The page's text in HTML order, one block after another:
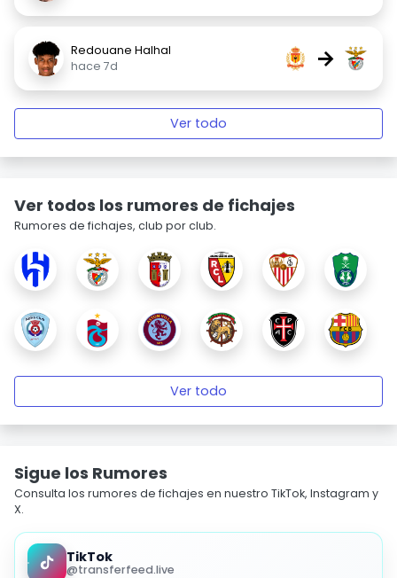
Redouane Halhal
hace 7d
→
Ver todo
Ver todos los rumores de fichajes
Rumores de fichajes, club por club.
Ver todo
Sigue los Rumores
Consulta los rumores de fichajes en nuestro TikTok, Instagram y
X.
TikTok
@transferfeed.live